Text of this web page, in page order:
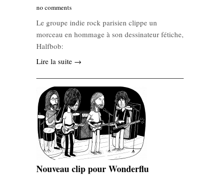
no comments
Le groupe indie rock parisien clippe un
morceau en hommage à son dessinateur fétiche,
Halfbob:
Lire la suite →
Nouveau clip pour Wonderflu